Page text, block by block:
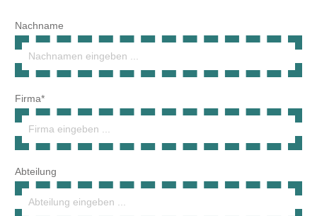
Firma*
Abteilung
Umsatzsteuer-ID